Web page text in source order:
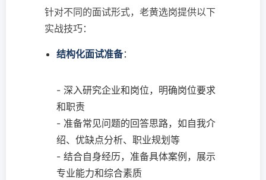
针对不同的面试形式，老黄选岗提供以下
实战技巧：
结构化面试准备：
- 深入研究企业和岗位，明确岗位要求
和职责
- 准备常见问题的回答思路，如自我介
绍、优缺点分析、职业规划等
- 结合自身经历，准备具体案例，展示
专业能力和综合素质